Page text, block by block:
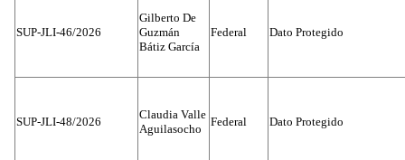
SUP-JLI-46/2026
Gilberto De
Guzmán
Bátiz García
Federal Dato Protegido
SUP-JLI-48/2026
Claudia Valle
Aguilasocho
Federal Dato Protegido